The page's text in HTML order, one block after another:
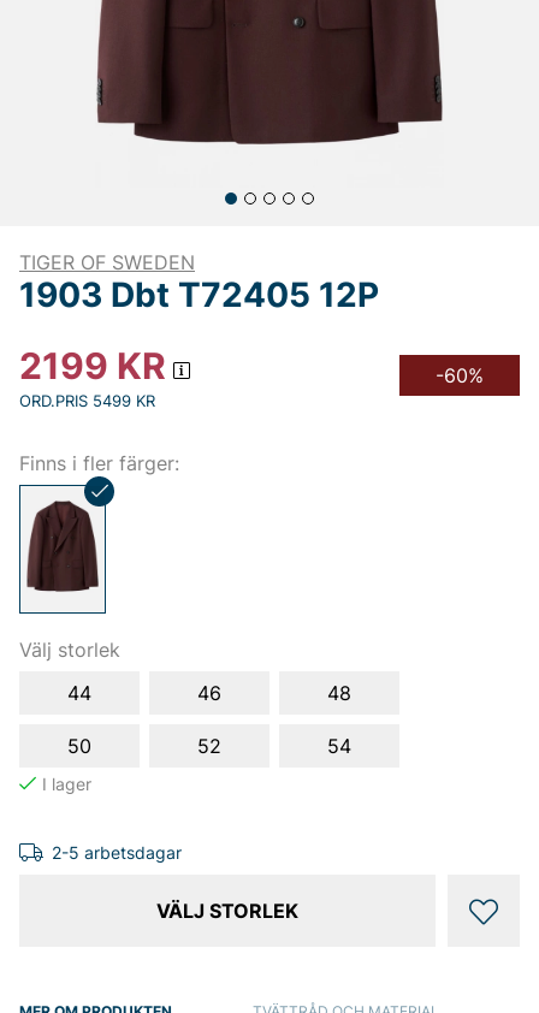
TIGER OF SWEDEN
1903 Dbt T72405 12P
2199 KR
ORD.PRIS 5499 KR
-60%
Finns i fler färger:
Välj storlek
44
46 48
50 52 54
2-5 arbetsdagar
VÄLJ STORLEK